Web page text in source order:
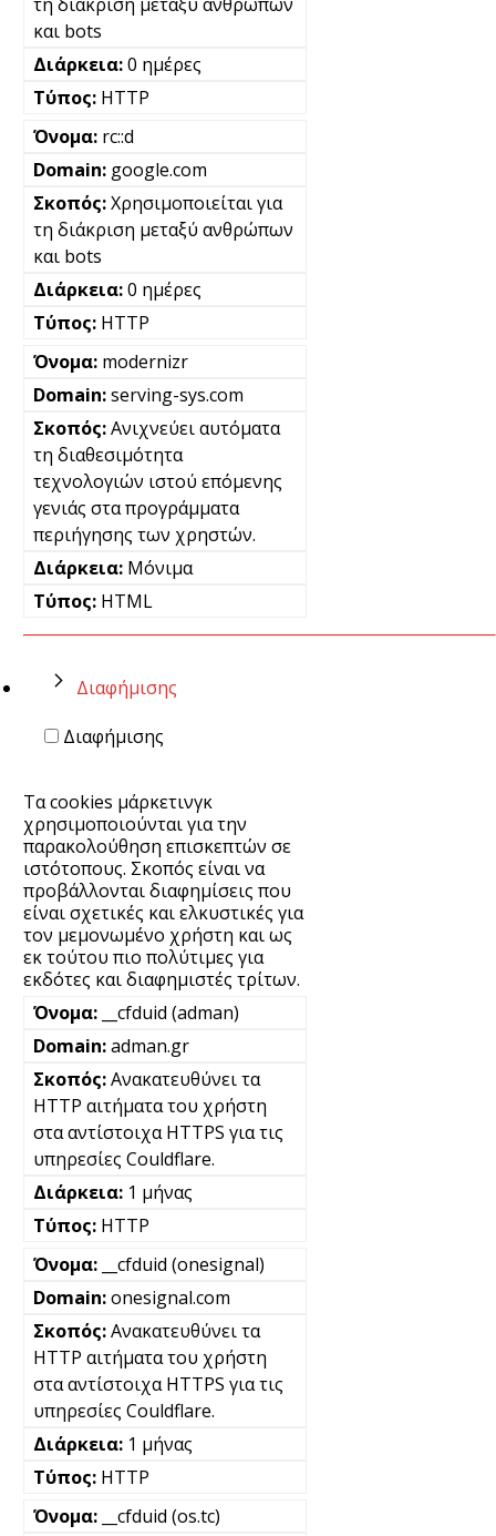
και bots
0 ημέρες
HTTP
rc::d
google.com
Χρησιμοποιείται για
τη διάκριση μεταξύ ανθρώπων
και bots
0 ημέρες
HTTP
modernizr
serving-sys.com
Ανιχνεύει αυτόματα
τη διαθεσιμότητα
τεχνολογιών ιστού επόμενης
γενιάς στα προγράμματα
περιήγησης των χρηστών.
Μόνιμα
HTML
Διαφήμισης
Διαφήμισης
Τα cookies μάρκετινγκ
χρησιμοποιούνται για την
παρακολούθηση επισκεπτών σε
ιστότοπους. Σκοπός είναι να
προβάλλονται διαφημίσεις που
είναι σχετικές και ελκυστικές για
τον μεμονωμένο χρήστη και ως
εκ τούτου πιο πολύτιμες για
εκδότες και διαφημιστές τρίτων.
__cfduid (adman)
adman.gr
Ανακατευθύνει τα
HTTP αιτήματα του χρήστη
στα αντίστοιχα HTTPS για τις
υπηρεσίες Couldflare.
1 μήνας
HTTP
__cfduid (onesignal)
onesignal.com
Ανακατευθύνει τα
HTTP αιτήματα του χρήστη
στα αντίστοιχα HTTPS για τις
υπηρεσίες Couldflare.
1 μήνας
HTTP
__cfduid (os.tc)